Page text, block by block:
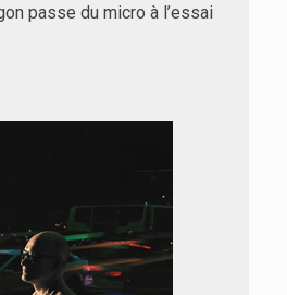
passe du micro à l’essai